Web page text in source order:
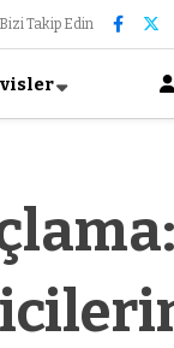
Bizi Takip Edin